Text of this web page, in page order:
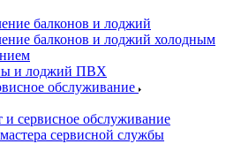
балконов и лоджий
балконов и лоджий холодным
и лоджий ПВХ
обслуживание
и сервисное обслуживание
сервисной службы